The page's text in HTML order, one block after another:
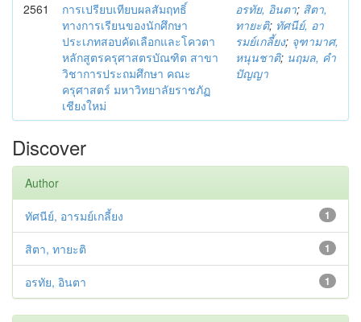
2561
การเปรียบเทียบผลสัมฤทธิ์
ทางการเรียนของนักศึกษา
ประเภทสอบคัดเลือกและโควตา
หลักสูตรครุศาสตรบัณฑิต สาขา
วิชาการประถมศึกษา คณะ
ครุศาสตร์ มหาวิทยาลัยราชภัฏ
เชียงใหม่
อรทัย, อินตา; สิตา,
ทายะติ; ทัศนีย์, อา
รมย์เกลี้ยง; จุฑามาศ,
หนุนชาติ; นฤมล, คำ
ปัญญา
Discover
Author
1
ทัศนีย์, อารมย์เกลี้ยง
1
สิตา, ทายะติ
1
อรทัย, อินตา